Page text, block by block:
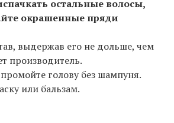
остальные волосы,
окрашенные пряди
выдержав его не дольше, чем
производитель.
голову без шампуня.
или бальзам.